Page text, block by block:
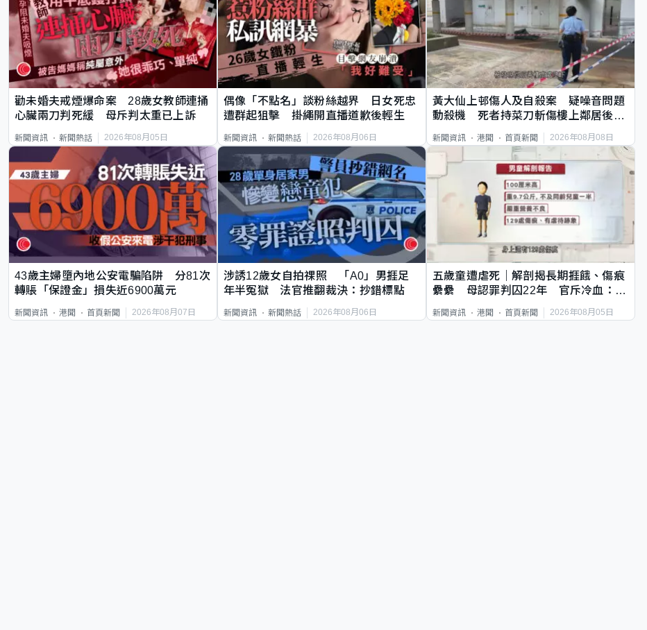
勸未婚夫戒煙爆命案 28歲女教師連捅
心臟兩刀判死緩 母斥判太重已上訴
新聞資訊 新聞熱話 2026年08月05日
偶像「不點名」談粉絲越界 日女死忠
遭群起狙擊 掛繩開直播道歉後輕生
新聞資訊 新聞熱話 2026年08月06日
黃大仙上邨傷人及自殺案 疑噪音問題
動殺機 死者持菜刀斬傷樓上鄰居後墮
新聞資訊 港聞 首頁新聞 2026年08月08日
43歲主婦墮內地公安電騙陷阱 分81次
轉賬「保證金」損失近6900萬元
新聞資訊 港聞 首頁新聞 2026年08月07日
涉誘12歲女自拍祼照 「A0」男捱足
年半冤獄 法官推翻裁決：抄錯標點
新聞資訊 新聞熱話 2026年08月06日
五歲童遭虐死｜解剖揭長期捱餓、傷痕
纍纍 母認罪判囚22年 官斥冷血：同
新聞資訊 港聞 首頁新聞 2026年08月05日